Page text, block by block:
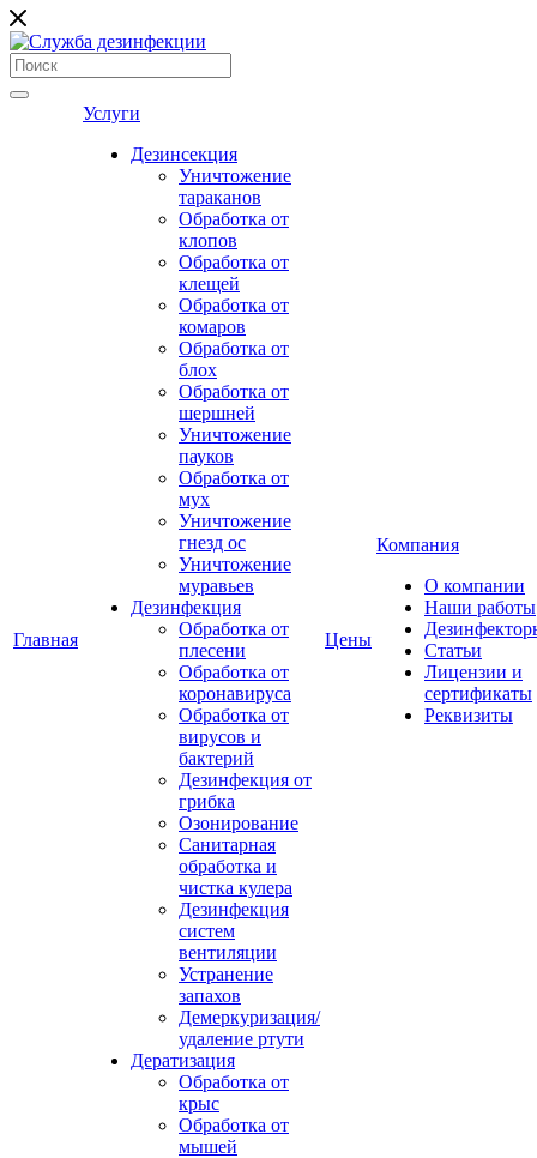
Главная
Услуги
Дезинсекция
Уничтожение
тараканов
Обработка от
клопов
Обработка от
клещей
Обработка от
комаров
Обработка от
блох
Обработка от
шершней
Уничтожение
пауков
Обработка от
мух
Уничтожение
гнезд ос
Уничтожение
муравьев
Дезинфекция
Обработка от
плесени
Обработка от
коронавируса
Обработка от
вирусов и
бактерий
Дезинфекция от
грибка
Озонирование
Санитарная
обработка и
чистка кулера
Дезинфекция
систем
вентиляции
Устранение
запахов
Демеркуризация/
удаление ртути
Дератизация
Обработка от
крыс
Обработка от
мышей
Цены
Компания
О компании
Наши работы
Статьи
Лицензии и
сертификаты
Реквизиты